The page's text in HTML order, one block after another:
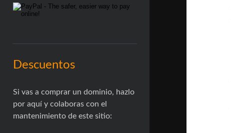
Descuentos
Si vas a comprar un dominio, hazlo
por aquí y colaboras con el
mantenimiento de este sitio: